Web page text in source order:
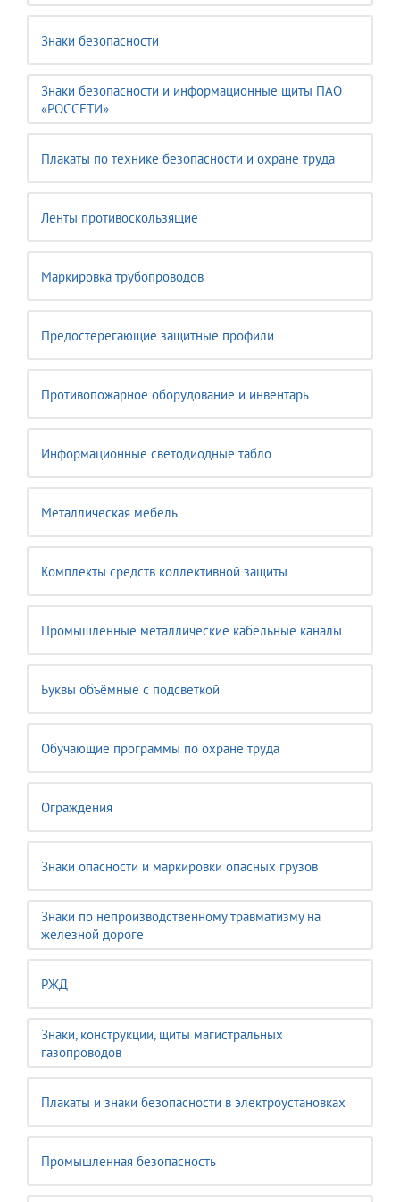
Знаки безопасности
Знаки безопасности и информационные щиты ПАО
«РОССЕТИ»
Плакаты по технике безопасности и охране труда
Ленты противоскользящие
Маркировка трубопроводов
Предостерегающие защитные профили
Противопожарное оборудование и инвентарь
Информационные светодиодные табло
Металлическая мебель
Комплекты средств коллективной защиты
Промышленные металлические кабельные каналы
Буквы объёмные с подсветкой
Обучающие программы по охране труда
Ограждения
Знаки опасности и маркировки опасных грузов
Знаки по непроизводственному травматизму на
железной дороге
РЖД
Знаки, конструкции, щиты магистральных
газопроводов
Плакаты и знаки безопасности в электроустановках
Промышленная безопасность